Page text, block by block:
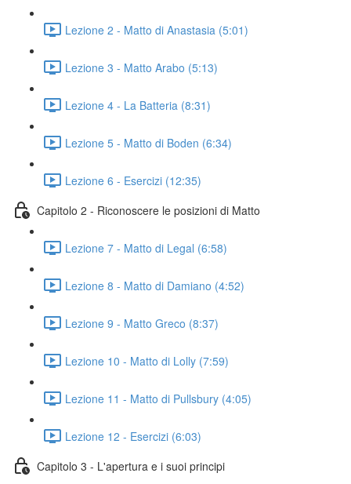
Lezione 2 - Matto di Anastasia (5:01)
Lezione 3 - Matto Arabo (5:13)
Lezione 4 - La Batteria (8:31)
Lezione 5 - Matto di Boden (6:34)
Lezione 6 - Esercizi (12:35)
Capitolo 2 - Riconoscere le posizioni di Matto
Lezione 7 - Matto di Legal (6:58)
Lezione 8 - Matto di Damiano (4:52)
Lezione 9 - Matto Greco (8:37)
Lezione 10 - Matto di Lolly (7:59)
Lezione 11 - Matto di Pullsbury (4:05)
Lezione 12 - Esercizi (6:03)
Capitolo 3 - L'apertura e i suoi principi